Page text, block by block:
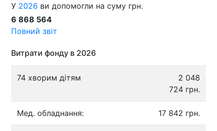
У 2026 ви допомогли на суму грн.
6 868 564
Повний звіт
Витрати фонду в 2026
74 хворим дітям
2 048
724 грн.
Мед. обладнання: 17 842 грн.